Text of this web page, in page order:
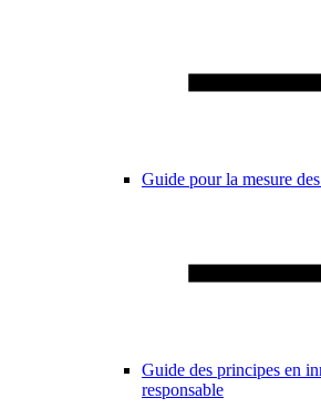
Guide pour la mesure
Guide des principes en
responsable